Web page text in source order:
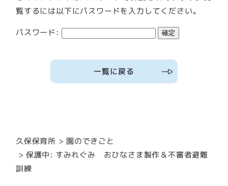
覧するには以下にパスワードを入力してください。
パスワード:
一覧に戻る
久保保育所 園のできごと
保護中: すみれぐみ おひなさま製作＆不審者避難
訓練